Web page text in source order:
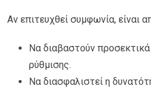
Αν επιτευχθεί συμφωνία, είναι
Να διαβαστούν προσεκτικά
ρύθμισης.
Να διασφαλιστεί η